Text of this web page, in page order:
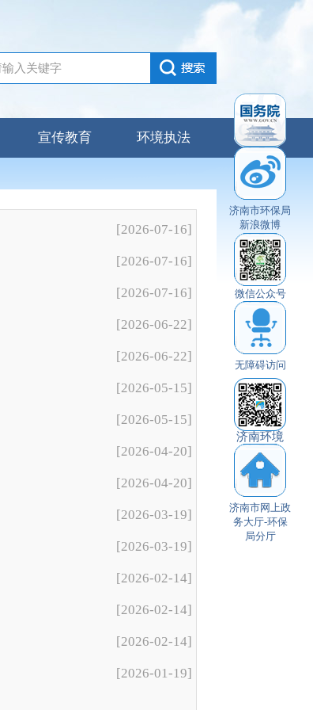
宣传教育 环境执法
[2026-07-16]
[2026-07-16]
[2026-07-16]
[2026-06-22]
[2026-06-22]
[2026-05-15]
[2026-05-15]
[2026-04-20]
[2026-04-20]
[2026-03-19]
[2026-03-19]
[2026-02-14]
[2026-02-14]
[2026-02-14]
[2026-01-19]
济南市环保局
新浪微博
微信公众号
无障碍访问
济南环境
济南市网上政
务大厅-环保
局分厅